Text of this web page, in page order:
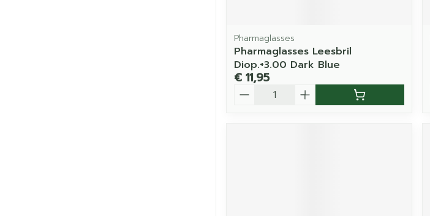
Pharmaglasses
Pharmaglasses Leesbril
Diop.+3.00 Dark Blue
€ 11,95